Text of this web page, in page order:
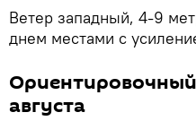
Ветер западный, 4-9
днем местами с
августа